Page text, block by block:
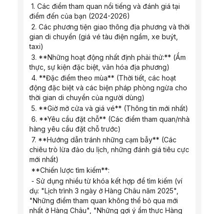
điểm đến của bạn (2024-2026)
gian di chuyển (giá vé tàu điện ngầm, xe buýt,
taxi)
thực, sự kiện đặc biệt, văn hóa địa phương)
động đặc biệt và các biện pháp phòng ngừa cho
thời gian di chuyển của người dùng)
5. **Giờ mở cửa và giá vé** (Thông tin mới nhất)
hàng yêu cầu đặt chỗ trước)
chiêu trò lừa đảo du lịch, những đánh giá tiêu cực
mới nhất)
**Chiến lược tìm kiếm**:
dụ: "Lịch trình 3 ngày ở Hàng Châu năm 2025",
"Những điểm tham quan không thể bỏ qua mới
nhất ở Hàng Châu", "Những gợi ý ẩm thực Hàng